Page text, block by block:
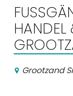
Häufig
Sneek mit Kinder
ANDEL
Grootzand